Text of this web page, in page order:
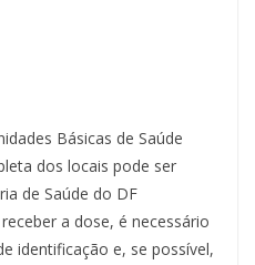
Básicas de Saúde
dos locais pode ser
de Saúde do DF
a dose, é necessário
identificação e, se possível,